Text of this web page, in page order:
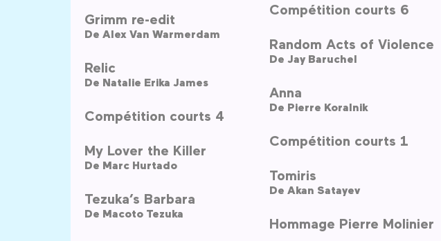
Grimm re-edit
De Alex Van Warmerdam
Relic
De Natalie Erika James
Compétition courts 4
My Lover the Killer
De Marc Hurtado
Tezuka’s Barbara
De Macoto Tezuka
Compétition courts 6
Random Acts of Violence
De Jay Baruchel
Anna
De Pierre Koralnik
Compétition courts 1
Tomiris
De Akan Satayev
Hommage Pierre Molinier